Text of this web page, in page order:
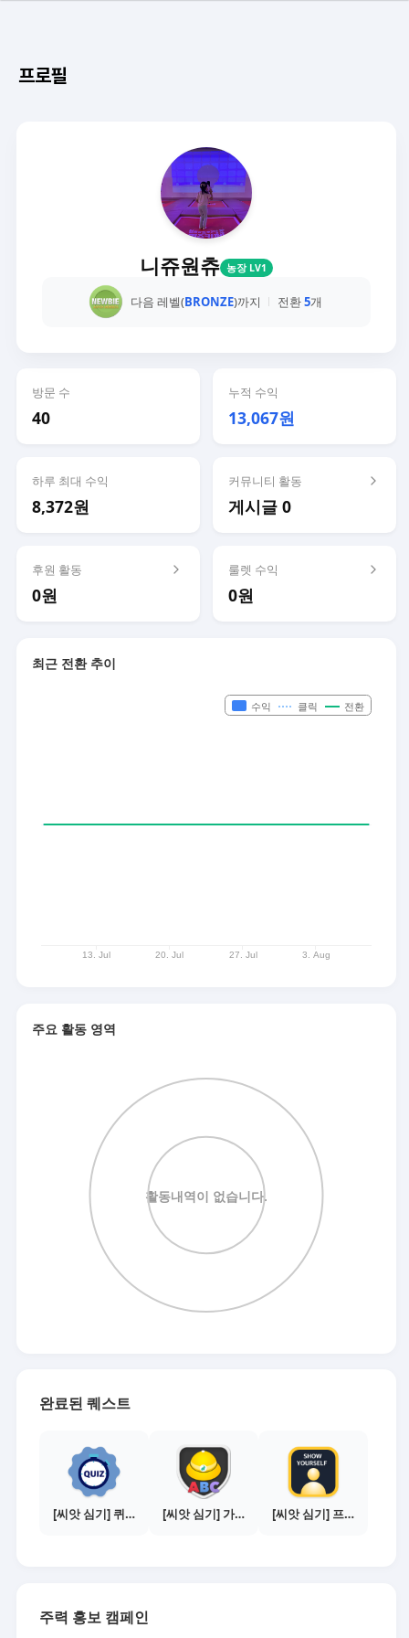
프로필
니쥬원츄 농장 LV1
다음 레벨(BRONZE)까지 전환5개
방문 수
40
누적 수익
13,067원
하루 최대 수익
8,372원
커뮤니티 활동
게시글 0
후원 활동
0원
룰렛 수익
0원
최근 전환 추이
주요 활동 영역
완료된 퀘스트
[씨앗 심기] 퀴즈 참여하기 [씨앗 심기] 가이드보기 - 매체별 활동 가이드 [씨앗 심기] 프로필 사진 등록하기
주력 홍보 캠페인